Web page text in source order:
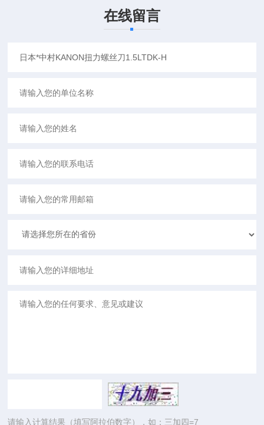
在线留言
请输入计算结果（填写阿拉伯数字），如：三加四=7